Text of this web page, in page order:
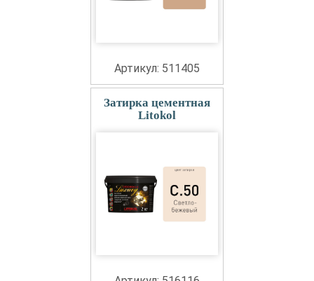
Артикул: 511405
Затирка цементная
Litokol